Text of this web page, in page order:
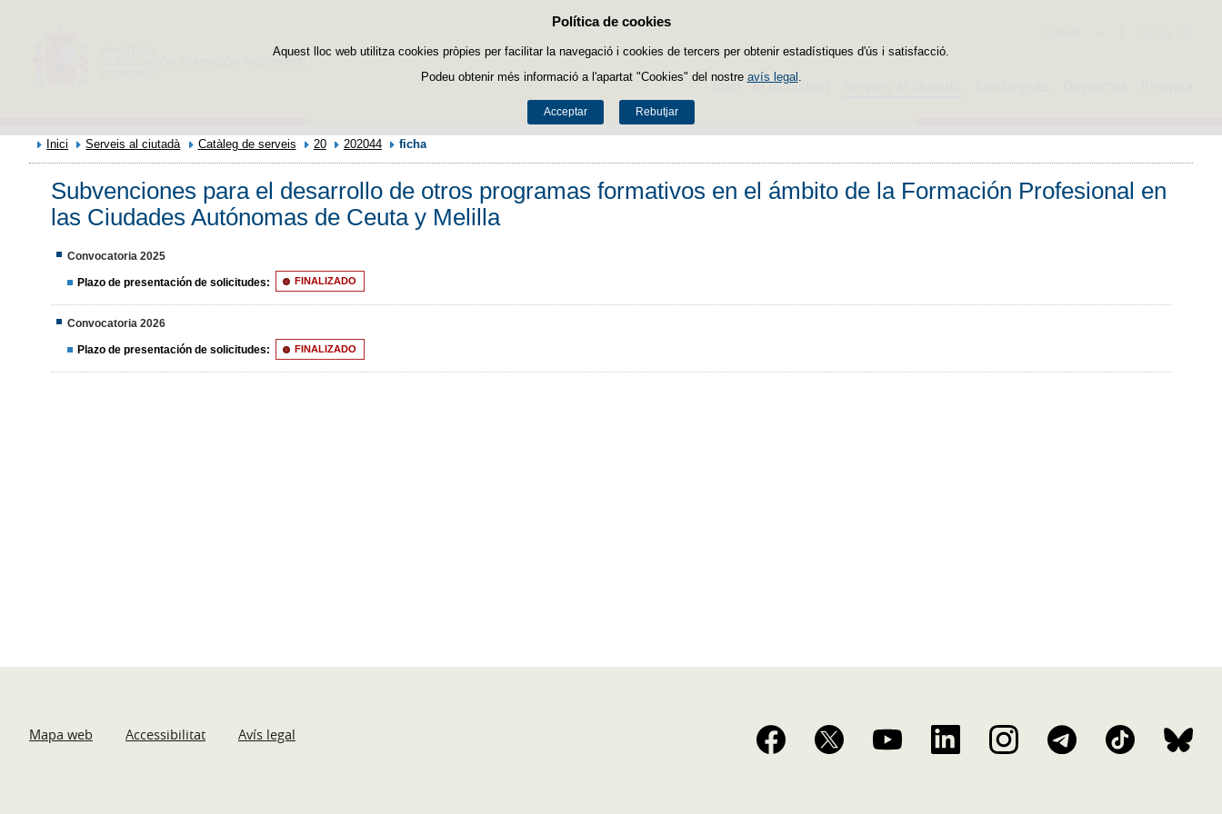
Política de cookies
Aquest lloc web utilitza cookies pròpies per facilitar la navegació i cookies de tercers per obtenir estadístiques d'ús i satisfacció.
Podeu obtenir més informació a l'apartat "Cookies" del nostre avís legal
Acceptar Rebutjar
Passar al contingut
Inici El ministeri
Inici Serveis al ciutadà Catàleg de serveis 20 202044 ficha
Subvenciones para el desarrollo de otros programas formativos en el ámbito de la Formación Profesional en
las Ciudades Autónomas de Ceuta y Melilla
Convocatoria 2025
Plazo de presentación de solicitudes: FINALIZADO
Convocatoria 2026
Plazo de presentación de solicitudes: FINALIZADO
Mapa web Accessibilitat Avís legal